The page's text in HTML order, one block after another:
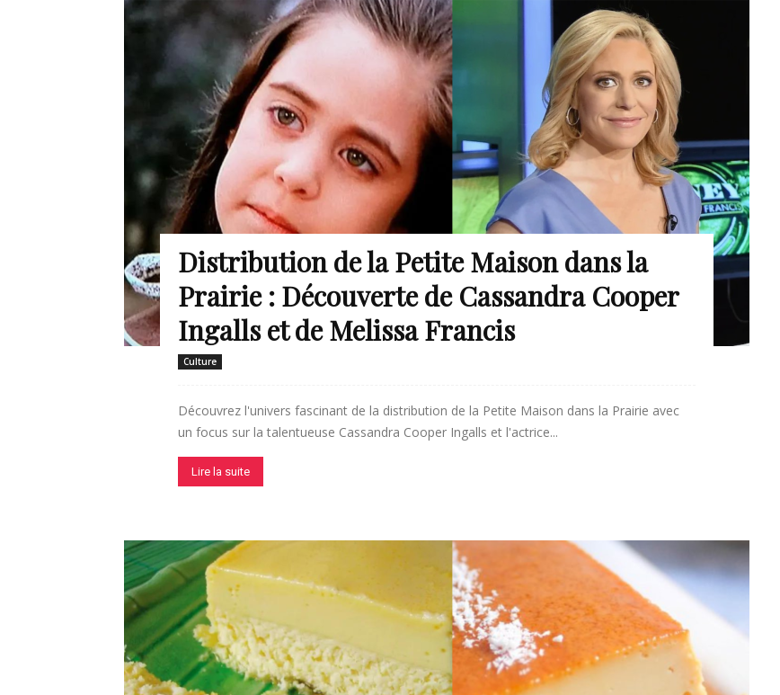
Distribution de la Petite Maison dans la
Prairie : Découverte de Cassandra Cooper
Ingalls et de Melissa Francis
Culture
Découvrez l'univers fascinant de la distribution de la Petite Maison dans la Prairie avec
un focus sur la talentueuse Cassandra Cooper Ingalls et l'actrice...
Lire la suite